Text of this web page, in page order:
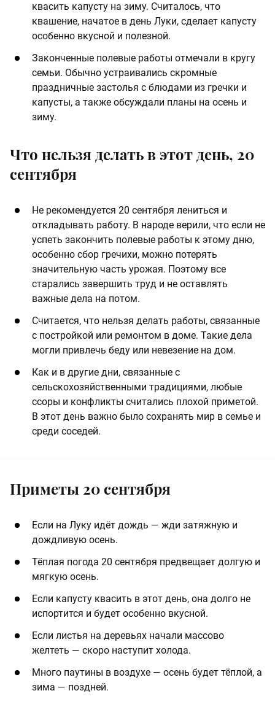
квасить капусту на зиму. Считалось, что
квашение, начатое в день Луки, сделает капусту
особенно вкусной и полезной.
Законченные полевые работы отмечали в кругу
семьи. Обычно устраивались скромные
праздничные застолья с блюдами из гречки и
капусты, а также обсуждали планы на осень и
зиму.
Что нельзя делать в этот день, 20
сентября
Не рекомендуется 20 сентября лениться и
откладывать работу. В народе верили, что если не
успеть закончить полевые работы к этому дню,
особенно сбор гречихи, можно потерять
значительную часть урожая. Поэтому все
старались завершить труд и не оставлять
важные дела на потом.
Считается, что нельзя делать работы, связанные
с постройкой или ремонтом в доме. Такие дела
могли привлечь беду или невезение на дом.
Как и в другие дни, связанные с
сельскохозяйственными традициями, любые
ссоры и конфликты считались плохой приметой.
В этот день важно было сохранять мир в семье и
среди соседей.
Приметы 20 сентября
Если на Луку идёт дождь — жди затяжную и
дождливую осень.
Тёплая погода 20 сентября предвещает долгую и
мягкую осень.
Если капусту квасить в этот день, она долго не
испортится и будет особенно вкусной.
Если листья на деревьях начали массово
желтеть — скоро наступит холода.
Много паутины в воздухе — осень будет тёплой, а
зима — поздней.